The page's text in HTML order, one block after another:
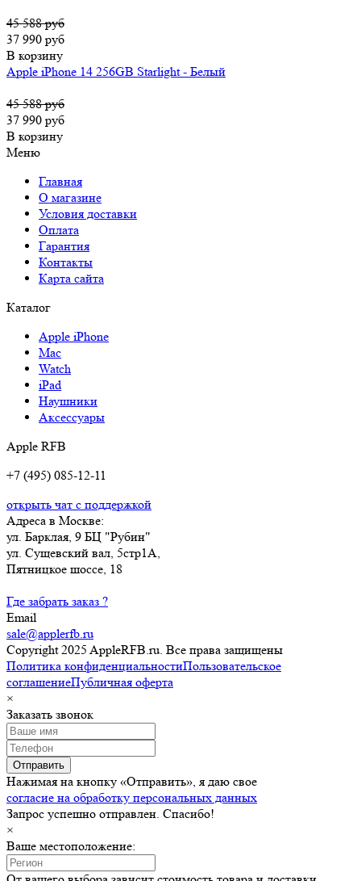
45 588 руб
37 990 руб
В корзину
Apple iPhone 14 256GB Starlight - Белый
45 588 руб
37 990 руб
В корзину
Меню
Главная
О магазине
Условия доставки
Оплата
Гарантия
Контакты
Карта сайта
Каталог
Apple iPhone
Mac
Watch
iPad
Наушники
Аксессуары
Apple RFB
+7 (495) 085-12-11
открыть чат с поддержкой
Адреса в Москве:
ул. Барклая, 9 БЦ "Рубин"
ул. Сущевский вал, 5стр1А,
Пятницкое шоссе, 18
Где забрать заказ ?
Email
sale@applerfb.ru
Copyright 2025 AppleRFB.ru. Все права защищены
Политика конфиденциальностиПользовательское
соглашениеПубличная оферта
×
Заказать звонок
Отправить
Нажимая на кнопку «Отправить», я даю свое
согласие на обработку персональных данных
Запрос успешно отправлен. Спасибо!
×
Ваше местоположение: